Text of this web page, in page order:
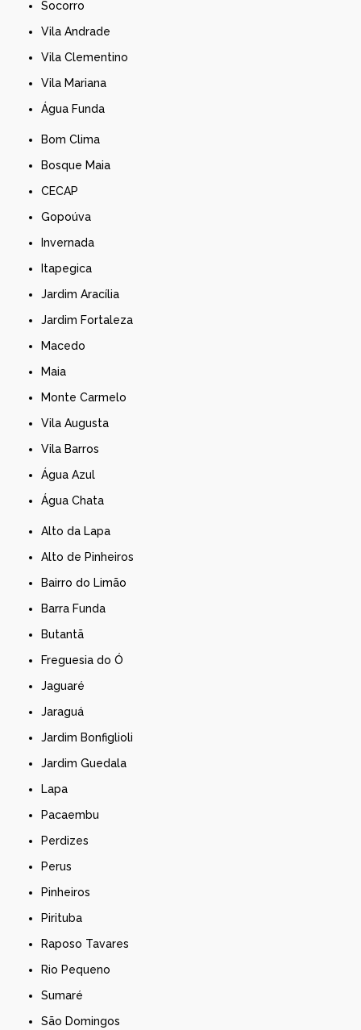
Socorro
Vila Andrade
Vila Clementino
Vila Mariana
Água Funda
Bom Clima
Bosque Maia
CECAP
Gopoúva
Invernada
Itapegica
Jardim Aracília
Jardim Fortaleza
Macedo
Maia
Monte Carmelo
Vila Augusta
Vila Barros
Água Azul
Água Chata
Alto da Lapa
Alto de Pinheiros
Bairro do Limão
Barra Funda
Butantã
Freguesia do Ó
Jaguaré
Jaraguá
Jardim Bonfiglioli
Jardim Guedala
Lapa
Pacaembu
Perdizes
Perus
Pinheiros
Pirituba
Raposo Tavares
Rio Pequeno
Sumaré
São Domingos